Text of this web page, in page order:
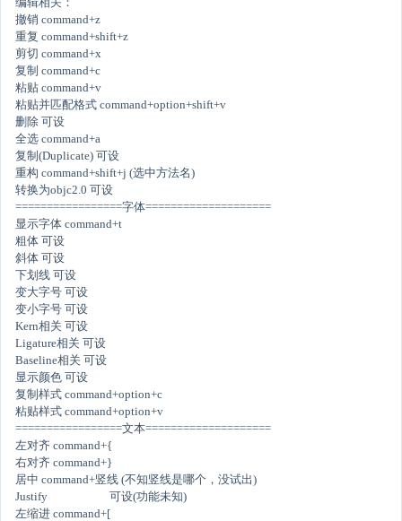
撤销 command+z
重复 command+shift+z
剪切 command+x
复制 command+c
粘贴 command+v
粘贴并匹配格式 command+option+shift+v
删除 可设
全选 command+a
复制(Duplicate) 可设
重构 command+shift+j (选中方法名)
转换为objc2.0 可设
=================字体====================
显示字体 command+t
粗体 可设
斜体 可设
下划线 可设
变大字号 可设
变小字号 可设
Kern相关 可设
Ligature相关 可设
Baseline相关 可设
显示颜色 可设
复制样式 command+option+c
粘贴样式 command+option+v
=================文本====================
左对齐 command+{
右对齐 command+}
居中 command+竖线 (不知竖线是哪个，没试出)
Justify 可设(功能未知)
左缩进 command+[